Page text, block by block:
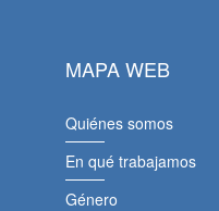
MAPA WEB
Quiénes somos
En qué trabajamos
Género